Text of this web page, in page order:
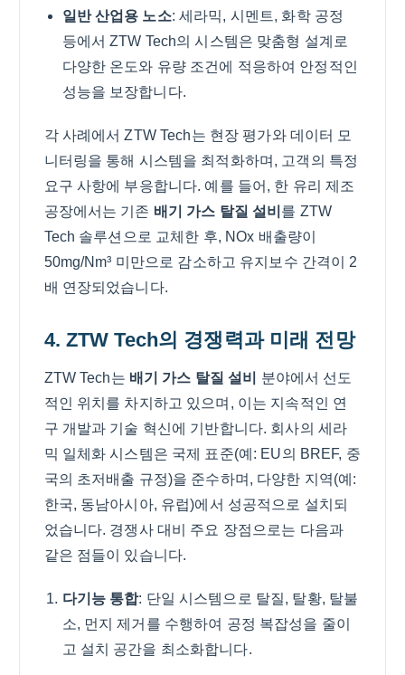
일반 산업용 노소: 세라믹, 시멘트, 화학 공정
등에서 ZTW Tech의 시스템은 맞춤형 설계로
다양한 온도와 유량 조건에 적응하여 안정적인
성능을 보장합니다.
각 사례에서 ZTW Tech는 현장 평가와 데이터 모
니터링을 통해 시스템을 최적화하며, 고객의 특정
요구 사항에 부응합니다. 예를 들어, 한 유리 제조
공장에서는 기존 배기 가스 탈질 설비 를 ZTW
Tech 솔루션으로 교체한 후, NOx 배출량이
50mg/Nm³ 미만으로 감소하고 유지보수 간격이 2
배 연장되었습니다.
4. ZTW Tech의 경쟁력과 미래 전망
ZTW Tech는 배기 가스 탈질 설비
분야에서 선도
적인 위치를 차지하고 있으며, 이는 지속적인 연
구 개발과 기술 혁신에 기반합니다. 회사의 세라
믹 일체화 시스템은 국제 표준(예: EU의 BREF, 중
국의 초저배출 규정)을 준수하며, 다양한 지역(예:
한국, 동남아시아, 유럽)에서 성공적으로 설치되
었습니다. 경쟁사 대비 주요 장점으로는 다음과
같은 점들이 있습니다.
다기능 통합: 단일 시스템으로 탈질, 탈황, 탈불
소, 먼지 제거를 수행하여 공정 복잡성을 줄이
고 설치 공간을 최소화합니다.